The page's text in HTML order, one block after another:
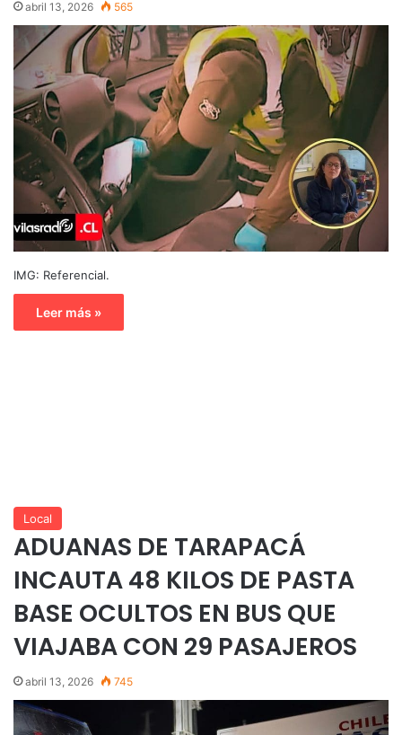
abril 13, 2026 565
IMG: Referencial.
Leer más »
Local
ADUANAS DE TARAPACÁ
INCAUTA 48 KILOS DE PASTA
BASE OCULTOS EN BUS QUE
VIAJABA CON 29 PASAJEROS
abril 13, 2026 745